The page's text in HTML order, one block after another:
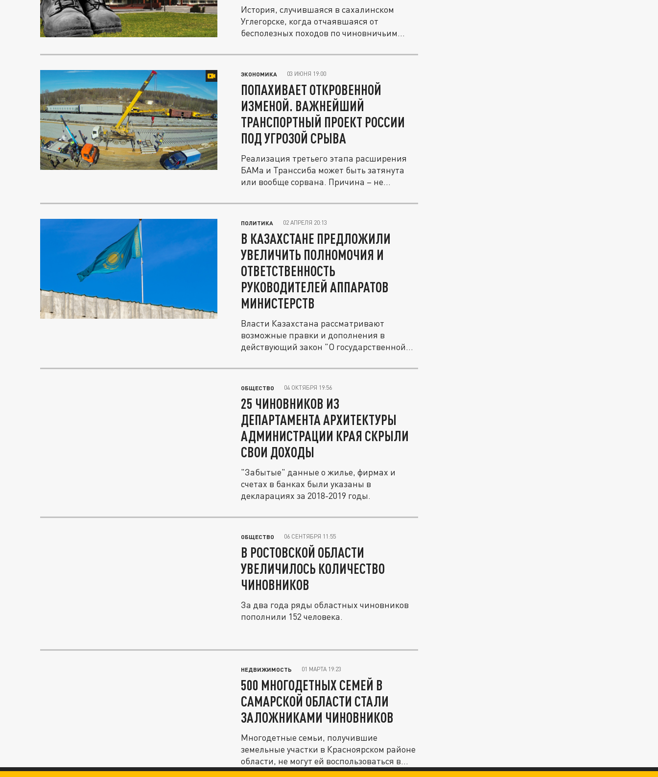
История, случившаяся в сахалинском
Углегорске, когда отчаявшаяся от
бесполезных походов по чиновничьим...
ЭКОНОМИКА 03 ИЮНЯ 19:00
ПОПАХИВАЕТ ОТКРОВЕННОЙ
ИЗМЕНОЙ. ВАЖНЕЙШИЙ
ТРАНСПОРТНЫЙ ПРОЕКТ РОССИИ
ПОД УГРОЗОЙ СРЫВА
Реализация третьего этапа расширения
БАМа и Транссиба может быть затянута
или вообще сорвана. Причина – не...
ПОЛИТИКА 02 АПРЕЛЯ 20:13
В КАЗАХСТАНЕ ПРЕДЛОЖИЛИ
УВЕЛИЧИТЬ ПОЛНОМОЧИЯ И
ОТВЕТСТВЕННОСТЬ
РУКОВОДИТЕЛЕЙ АППАРАТОВ
МИНИСТЕРСТВ
Власти Казахстана рассматривают
возможные правки и дополнения в
действующий закон "О государственной
ОБЩЕСТВО 04 ОКТЯБРЯ 19:56
25 ЧИНОВНИКОВ ИЗ
ДЕПАРТАМЕНТА АРХИТЕКТУРЫ
АДМИНИСТРАЦИИ КРАЯ СКРЫЛИ
СВОИ ДОХОДЫ
"Забытые" данные о жилье, фирмах и
счетах в банках были указаны в
декларациях за 2018-2019 годы.
ОБЩЕСТВО 06 СЕНТЯБРЯ 11:55
В РОСТОВСКОЙ ОБЛАСТИ
УВЕЛИЧИЛОСЬ КОЛИЧЕСТВО
ЧИНОВНИКОВ
За два года ряды областных чиновников
пополнили 152 человека.
НЕДВИЖИМОСТЬ 01 МАРТА 19:23
500 МНОГОДЕТНЫХ СЕМЕЙ В
САМАРСКОЙ ОБЛАСТИ СТАЛИ
ЗАЛОЖНИКАМИ ЧИНОВНИКОВ
Многодетные семьи, получившие
земельные участки в Красноярском районе
области, не могут ей воспользоваться в...